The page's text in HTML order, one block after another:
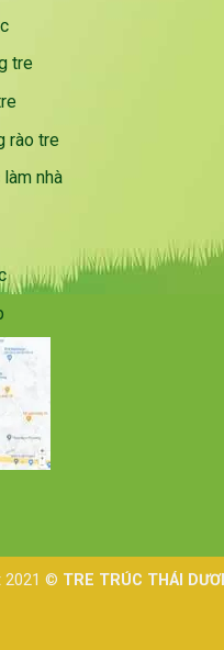
tre
rào tre
nhà
2021 © TRE TRÚC THÁI